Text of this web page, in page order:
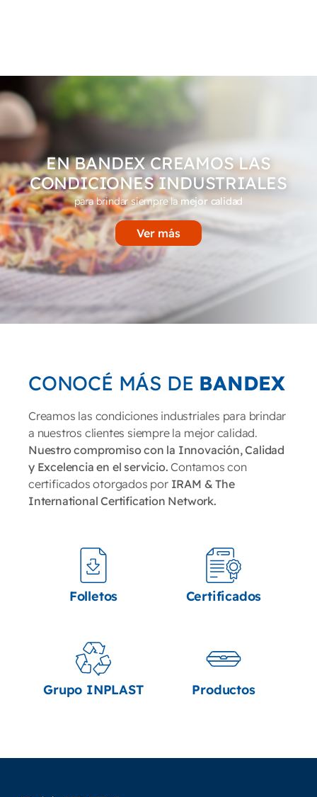
EN BANDEX CREAMOS LAS
CONDICIONES INDUSTRIALES
para brindar siempre la mejor calidad
Ver más
CONOCÉ MÁS DE BANDEX
Creamos las condiciones industriales para brindar
a nuestros clientes siempre la mejor calidad.
Nuestro compromiso con la Innovación, Calidad
y Excelencia en el servicio.Contamos con
certificados otorgados por IRAM & The
International Certification Network.
Folletos Certificados
Grupo INPLAST Productos